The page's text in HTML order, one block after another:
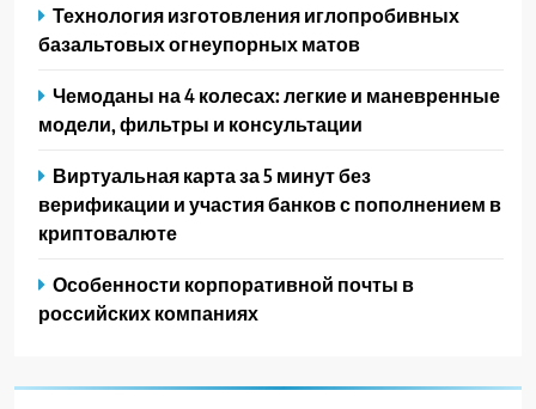
Технология изготовления иглопробивных
базальтовых огнеупорных матов
Чемоданы на 4 колесах: легкие и маневренные
модели, фильтры и консультации
Виртуальная карта за 5 минут без
верификации и участия банков с пополнением в
криптовалюте
Особенности корпоративной почты в
российских компаниях